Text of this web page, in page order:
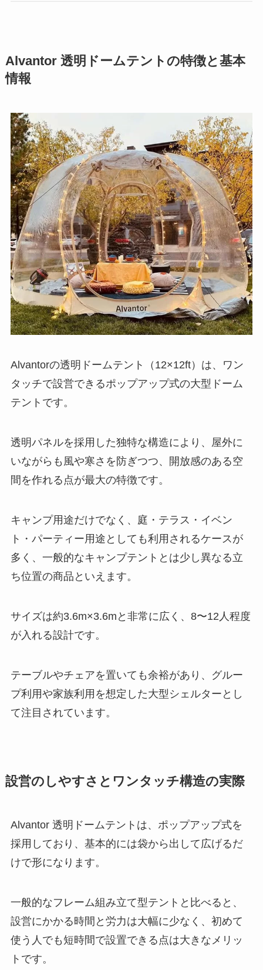
Alvantor 透明ドームテントの特徴と基本
情報
Alvantorの透明ドームテント（12×12ft）は、ワン
タッチで設営できるポップアップ式の大型ドーム
テントです。
透明パネルを採用した独特な構造により、屋外に
いながらも風や寒さを防ぎつつ、開放感のある空
間を作れる点が最大の特徴です。
キャンプ用途だけでなく、庭・テラス・イベン
ト・パーティー用途としても利用されるケースが
多く、一般的なキャンプテントとは少し異なる立
ち位置の商品といえます。
サイズは約3.6m×3.6mと非常に広く、8〜12人程度
が入れる設計です。
テーブルやチェアを置いても余裕があり、グルー
プ利用や家族利用を想定した大型シェルターとし
て注目されています。
設営のしやすさとワンタッチ構造の実際
Alvantor 透明ドームテントは、ポップアップ式を
採用しており、基本的には袋から出して広げるだ
けで形になります。
一般的なフレーム組み立て型テントと比べると、
設営にかかる時間と労力は大幅に少なく、初めて
使う人でも短時間で設置できる点は大きなメリッ
トです。